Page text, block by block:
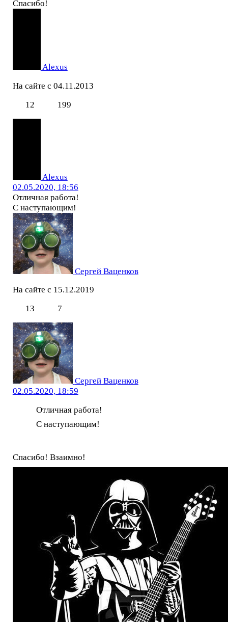
Спасибо!
Alexus
На сайте с 04.11.2013
12
199
Alexus
02.05.2020, 18:56
Отличная работа!
С наступающим!
Сергей Ваценков
На сайте с 15.12.2019
13
7
Сергей Ваценков
02.05.2020, 18:59
Отличная работа!
С наступающим!
Спасибо! Взаимно!